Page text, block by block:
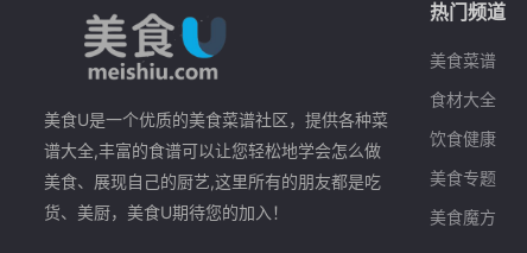
美食U是一个优质的美食菜谱社区，提供各种菜
谱大全,丰富的食谱可以让您轻松地学会怎么做
美食、展现自己的厨艺,这里所有的朋友都是吃
货、美厨，美食U期待您的加入！
热门频道
美食菜谱
食材大全
饮食健康
美食专题
美食魔方